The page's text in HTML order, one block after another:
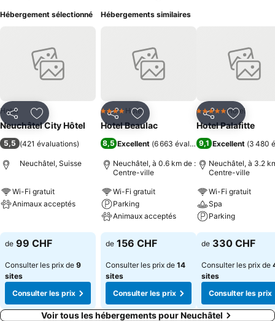
Hébergement sélectionné
PartagerAjouter à mes favoris
Hotel
Neuchâtel City Hôtel
5,5 (421 évaluations)
Neuchâtel, Suisse
Wi-Fi gratuit
Animaux acceptés
de 99 CHF
Consulter les prix de 9
sites
Consulter les prix
Hébergements similaires
PartagerAjouter à mes favoris
4 ÉtoilesHotel
Hotel Beaulac
8,5 Excellent (6 663 évaluations)
Neuchâtel, à 0.6 km de :
Centre-ville
Wi-Fi gratuit
Parking
Animaux acceptés
Consulter les prix
de 156 CHF
Consulter les prix de 14
sites
Consulter les prix
PartagerAjouter
5 Étoiles Hotel
Hotel Palafitte
9,1 Excellent (3 480
Neuchâtel, à 3.2
Centre-ville
Wi-Fi gratuit
Spa
Parking
Consulter les
de 330 CHF
Consulter les prix de
sites
Consulter les prix
Voir tous les hébergements pour Neuchâtel